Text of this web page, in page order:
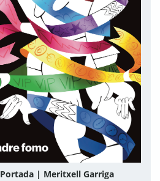
Portada | Meritxell Garriga